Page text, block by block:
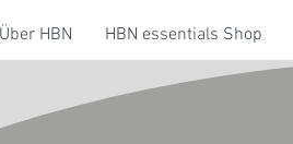
Über HBN HBN essentials Shop